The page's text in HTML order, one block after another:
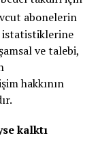
abonelerin
istatistiklerine
ve talebi,
hakkının
kalktı